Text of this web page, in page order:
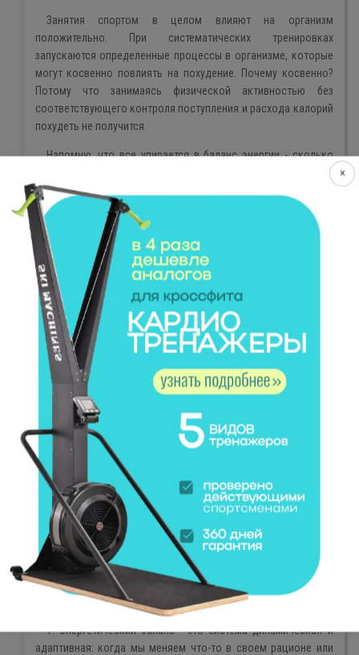
Занятия спортом в целом влияют на организм
положительно. При систематических тренировках
запускаются определенные процессы в организме, которые
могут косвенно повлиять на похудение. Почему косвенно?
Потому что занимаясь физической активностью без
соответствующего контроля поступления и расхода калорий
похудеть не получится.
Напомню, что все упирается в баланс энергии - сколько
получил и сколько потратил. Ну поприседаем мы на
тренировке на 200 калорий и что? Потом мы придем домой и
съедим пирожное на 350 калорий.
Другой случай. Вдоволь набегавшись в парке, человек
возвращается домой и начинает “тормозиться”: весь
остаток дня лежит на диване, не в силах заняться другими
делами. Это явление компенсаторного поведения - так
организм пытается не допустить дальнейшего расхода
калорий (т.к. уже потратил сколько-то на пробежке) и
выровнять энергетический баланс, т.к. накопление и
сохранение энергии - приоритетная задача.
Этот топорные примеры отражает всю специфику
похудения: тратить надо больше, чем получаешь.
Контролировать траты энергии на тренировке, даже
используя новомодные гаджеты, со стопроцентной
точностью не получится. Гораздо разумнее подсчитывать
калории из еды.
Но фитнес по-прежнему остается важной частью
стимулирования организма на качественные изменения
своего тела.
Почему кроссфит?
1. Энергетический баланс - это система динамическая и
адаптивная: когда мы меняем что-то в своем рационе или
×